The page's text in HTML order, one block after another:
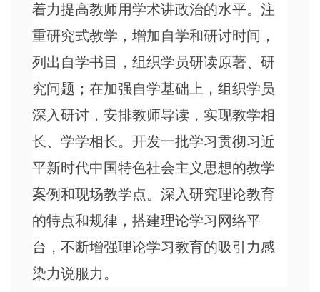
着力提高教师用学术讲政治的水平。注
重研究式教学，增加自学和研讨时间，
列出自学书目，组织学员研读原著、研
究问题；在加强自学基础上，组织学员
深入研讨，安排教师导读，实现教学相
长、学学相长。开发一批学习贯彻习近
平新时代中国特色社会主义思想的教学
案例和现场教学点。深入研究理论教育
的特点和规律，搭建理论学习网络平
台，不断增强理论学习教育的吸引力感
染力说服力。